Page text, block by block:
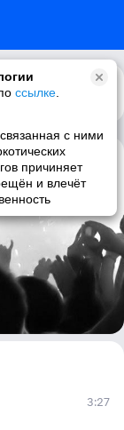
ссылке
с ними
причиняет
и влечёт
3:27